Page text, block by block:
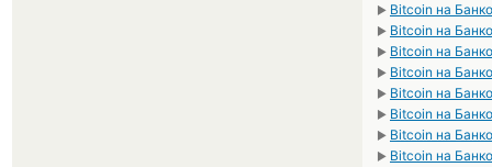
► Bitcoin на
► Bitcoin на
► Bitcoin на
► Bitcoin на
► Bitcoin на
► Bitcoin на
► Bitcoin на
► Bitcoin на